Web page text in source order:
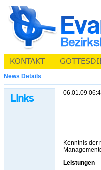
News Details
06.01.09
Kenntnis der
Leistungen